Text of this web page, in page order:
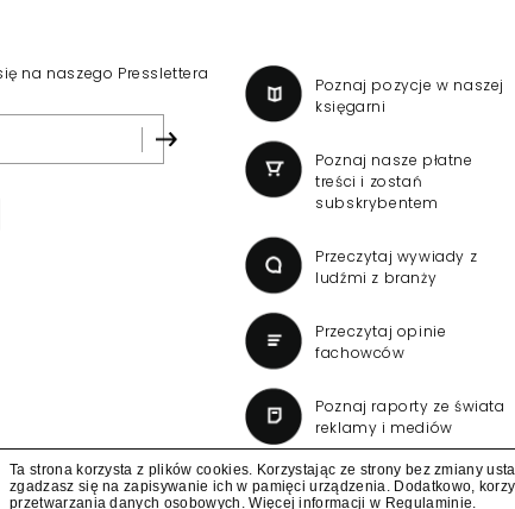
na naszego Presslettera
Poznaj pozycje w naszej
księgarni
Poznaj nasze płatne
treści i zostań
subskrybentem
Przeczytaj wywiady z
ludźmi z branży
Przeczytaj opinie
fachowców
Poznaj raporty ze świata
reklamy i mediów
Ta strona korzysta z plików cookies. Korzystając ze strony bez zmiany
zgadzasz się na zapisywanie ich w pamięci urządzenia. Dodatkowo,
przetwarzania danych osobowych . Więcej informacji w Regulaminie.